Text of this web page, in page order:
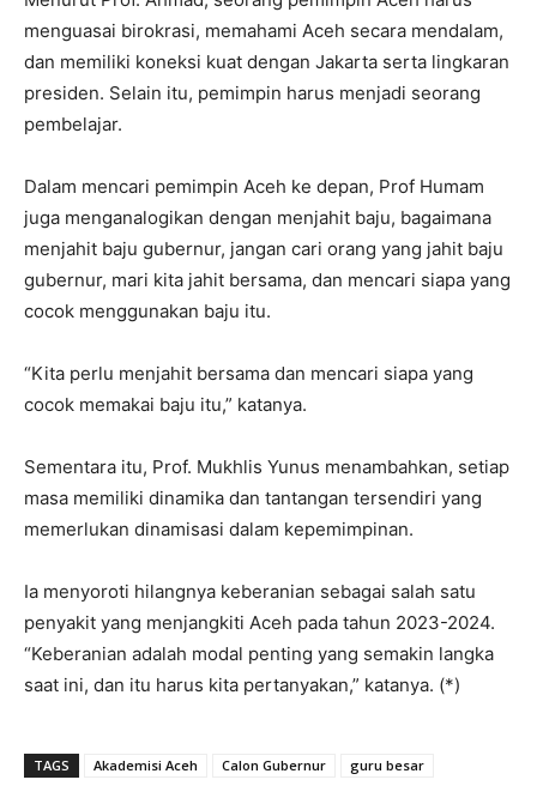
menguasai birokrasi, memahami Aceh secara mendalam,
dan memiliki koneksi kuat dengan Jakarta serta lingkaran
presiden. Selain itu, pemimpin harus menjadi seorang
pembelajar.
Dalam mencari pemimpin Aceh ke depan, Prof Humam
juga menganalogikan dengan menjahit baju, bagaimana
menjahit baju gubernur, jangan cari orang yang jahit baju
gubernur, mari kita jahit bersama, dan mencari siapa yang
cocok menggunakan baju itu.
“Kita perlu menjahit bersama dan mencari siapa yang
cocok memakai baju itu,” katanya.
Sementara itu, Prof. Mukhlis Yunus menambahkan, setiap
masa memiliki dinamika dan tantangan tersendiri yang
memerlukan dinamisasi dalam kepemimpinan.
Ia menyoroti hilangnya keberanian sebagai salah satu
penyakit yang menjangkiti Aceh pada tahun 2023-2024.
“Keberanian adalah modal penting yang semakin langka
saat ini, dan itu harus kita pertanyakan,” katanya. (*)
TAGS Akademisi Aceh Calon Gubernur guru besar